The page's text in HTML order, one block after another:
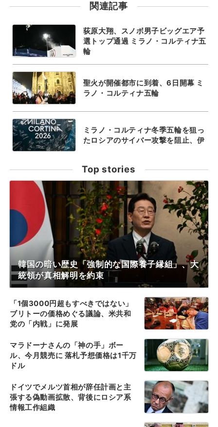
関連記事
荻原大翔、スノボ男子ビッグエア予
選トップ通過 ミラノ・コルティナ五
輪
聖火が開催都市に到着、6日開幕 ミ
ラノ・コルティナ五輪
ミラノ・コルティナ冬季五輪を狙っ
たロシアのサイバー攻撃を阻止、伊
Top stories
韓国の暗い歴史「強制的な国際養子縁組」、大
統領が真相解明を約束
「1個3000円超もすべきではない」
ブリトーの価格めぐる議論、米共和
党の「内戦」に発展
マラドーナさんの「神の手」ボー
ル、今月競売に 落札予想価格は1千万
ドル
ドイツでメルツ首相が辞任計画と主
張する偽動画拡散、背後にロシア系
情報工作組織